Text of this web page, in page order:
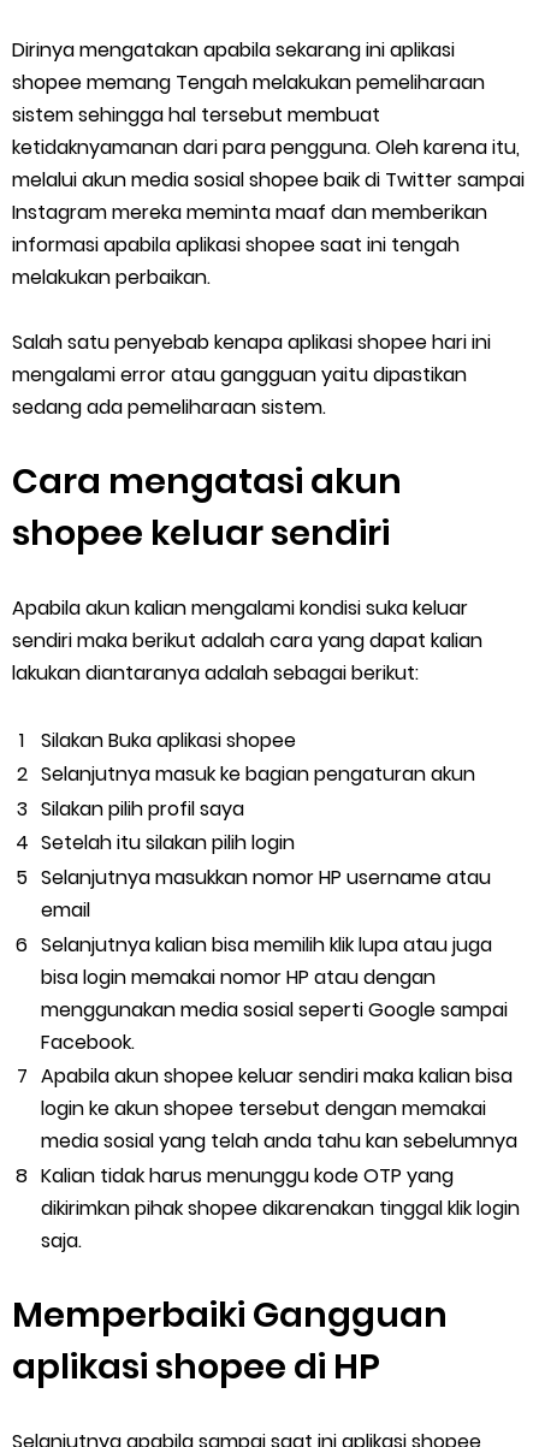
Dirinya mengatakan apabila sekarang ini aplikasi
shopee memang Tengah melakukan pemeliharaan
sistem sehingga hal tersebut membuat
ketidaknyamanan dari para pengguna. Oleh karena itu,
melalui akun media sosial shopee baik di Twitter sampai
Instagram mereka meminta maaf dan memberikan
informasi apabila aplikasi shopee saat ini tengah
melakukan perbaikan.
Salah satu penyebab kenapa aplikasi shopee hari ini
mengalami error atau gangguan yaitu dipastikan
sedang ada pemeliharaan sistem.
Cara mengatasi akun
shopee keluar sendiri
Apabila akun kalian mengalami kondisi suka keluar
sendiri maka berikut adalah cara yang dapat kalian
lakukan diantaranya adalah sebagai berikut:
Silakan Buka aplikasi shopee
Selanjutnya masuk ke bagian pengaturan akun
Silakan pilih profil saya
Setelah itu silakan pilih login
Selanjutnya masukkan nomor HP username atau
email
Selanjutnya kalian bisa memilih klik lupa atau juga
bisa login memakai nomor HP atau dengan
menggunakan media sosial seperti Google sampai
Facebook.
Apabila akun shopee keluar sendiri maka kalian bisa
login ke akun shopee tersebut dengan memakai
media sosial yang telah anda tahu kan sebelumnya
Kalian tidak harus menunggu kode OTP yang
dikirimkan pihak shopee dikarenakan tinggal klik login
saja.
Memperbaiki Gangguan
aplikasi shopee di HP
Selanjutnya apabila sampai saat ini aplikasi shopee